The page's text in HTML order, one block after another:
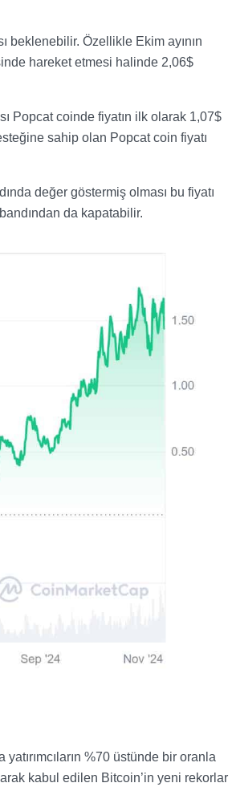
beklenebilir. Özellikle Ekim ayının
hareket etmesi halinde 2,06$
Popcat coinde fiyatın ilk olarak 1,07$
sahip olan Popcat coin fiyatı
değer göstermiş olması bu fiyatı
da kapatabilir.
%70 üstünde bir oranla
kabul edilen Bitcoin’in yeni rekorlar